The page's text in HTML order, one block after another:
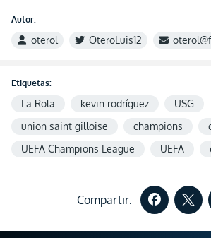
Autor:
oterol OteroLuis12
Etiquetas:
La Rola kevin rodríguez
USG
union saint gilloise
champions
UEFA Champions League
UEFA
Compartir: